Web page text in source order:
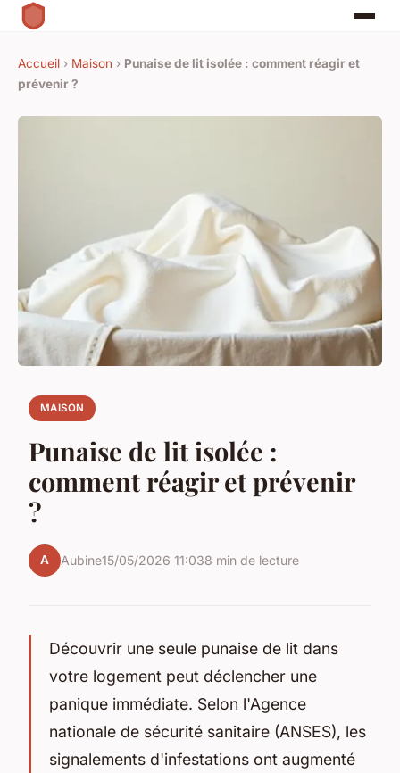
Accueil › Maison › Punaise de lit isolée : comment réagir et
prévenir ?
MAISON
Punaise de lit isolée :
comment réagir et prévenir
?
A Aubine15/05/2026 11:038 min de lecture
Découvrir une seule punaise de lit dans
votre logement peut déclencher une
panique immédiate. Selon l'Agence
nationale de sécurité sanitaire (ANSES), les
signalements d'infestations ont augmenté